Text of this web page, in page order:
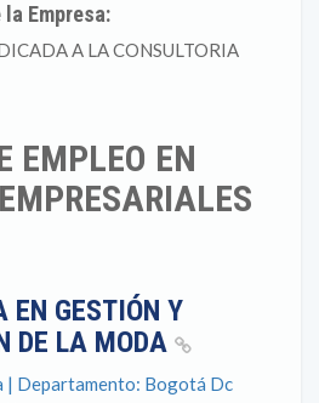
Empresa:
A LA CONSULTORIA
EMPLEO EN
EN GESTIÓN Y
DE LA MODA
| Departamento: Bogotá Dc